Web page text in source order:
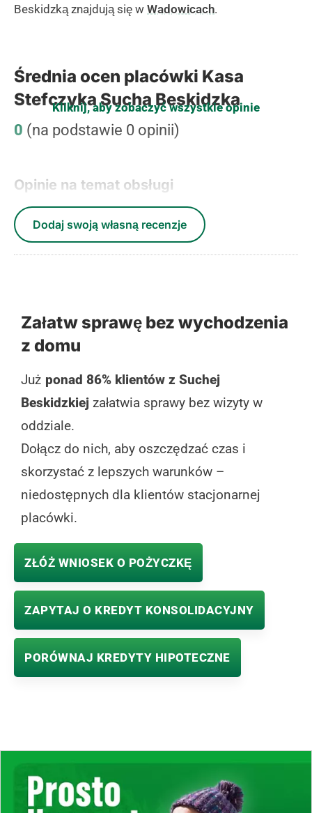
Beskidzką znajdują się w Wadowicach.
Średnia ocen placówki Kasa
Stefczyka Sucha Beskidzka
0 (na podstawie 0 opinii)
Opinie na temat obsługi
Kliknij, aby zobaczyć wszystkie opinie
Dodaj swoją własną recenzje
Załatw sprawę bez wychodzenia
z domu
Już ponad 86% klientów z Suchej
Beskidzkiej załatwia sprawy bez wizyty w
oddziale.
Dołącz do nich, aby oszczędzać czas i
skorzystać z lepszych warunków –
niedostępnych dla klientów stacjonarnej
placówki.
ZŁÓŻ WNIOSEK O POŻYCZKĘ
ZAPYTAJ O KREDYT KONSOLIDACYJNY
PORÓWNAJ KREDYTY HIPOTECZNE